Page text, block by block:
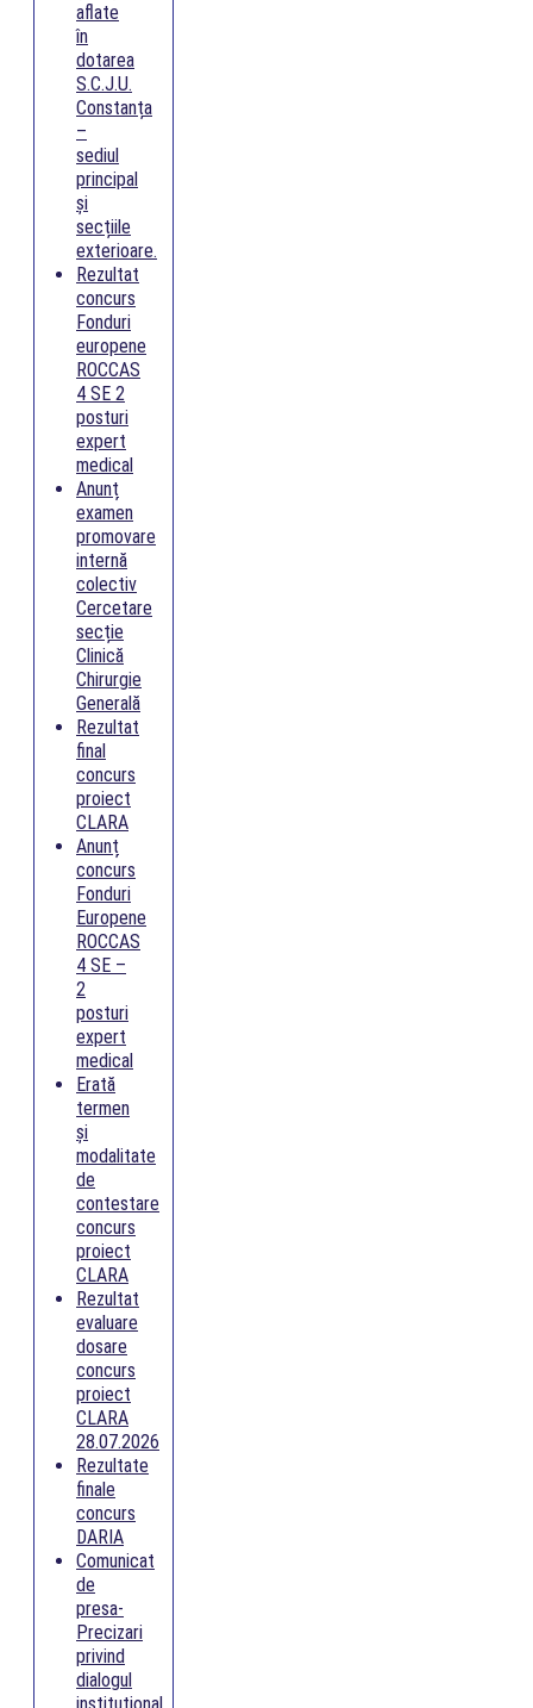
aflate
în
dotarea
S.C.J.U.
Constanța
–
sediul
principal
și
secțiile
exterioare.
Rezultat
concurs
Fonduri
europene
ROCCAS
4 SE 2
posturi
expert
medical
Anunț
examen
promovare
internă
colectiv
Cercetare
secție
Clinică
Chirurgie
Generală
Rezultat
final
concurs
proiect
CLARA
Anunț
concurs
Fonduri
Europene
ROCCAS
4 SE –
2
posturi
expert
medical
Erată
termen
și
modalitate
de
contestare
concurs
proiect
CLARA
Rezultat
evaluare
dosare
concurs
proiect
CLARA
28.07.2026
Rezultate
finale
concurs
DARIA
Comunicat
de
presa-
Precizari
privind
dialogul